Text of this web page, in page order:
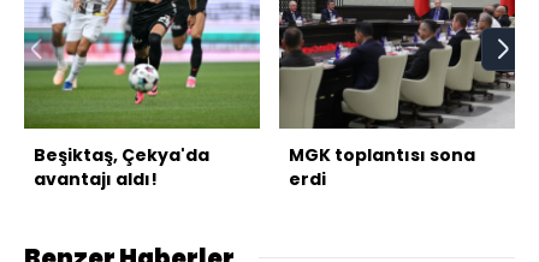
Beşiktaş, Çekya'da
avantajı aldı!
MGK toplantısı sona
erdi